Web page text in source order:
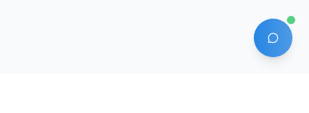
AI 에이